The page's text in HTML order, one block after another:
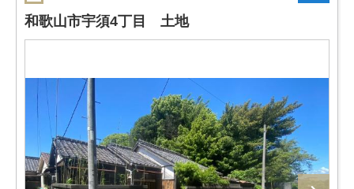
和歌山市宇須4丁目 土地